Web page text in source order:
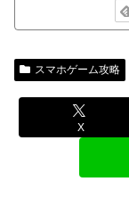
スマホゲーム攻略
X